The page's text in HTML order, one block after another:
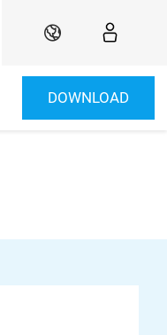
DE
DOWNLOAD